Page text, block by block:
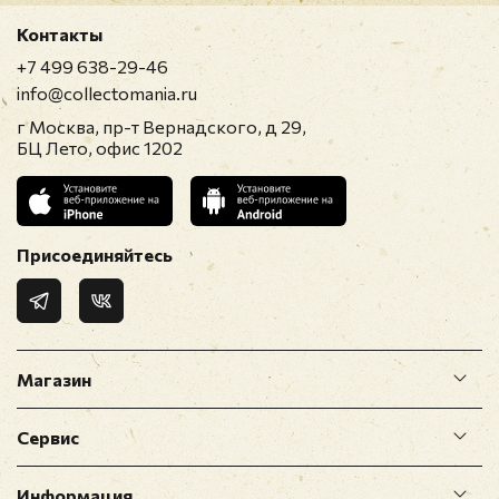
Магазин
Сервис
Информация
Контакты
+7 499 638-29-46
info@collectomania.ru
г Москва, пр-т Вернадского, д 29,
БЦ Лето, офис 1202
Присоединяйтесь